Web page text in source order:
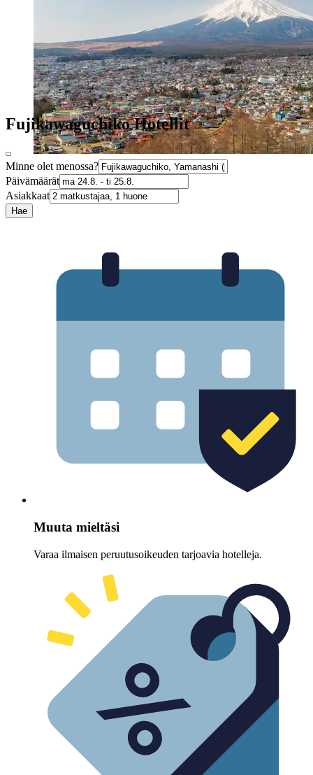
Fujikawaguchiko Hotellit
Minne olet menossa?
Päivämäärät
Asiakkaat
Hae
Muuta mieltäsi
Varaa ilmaisen peruutusoikeuden tarjoavia hotelleja.